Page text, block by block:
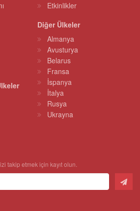
Etkinlikler
Diğer Ülkeler
Almanya
Avusturya
Belarus
Fransa
İspanya
İtalya
Rusya
Ukrayna
takip etmek için kayıt olun.